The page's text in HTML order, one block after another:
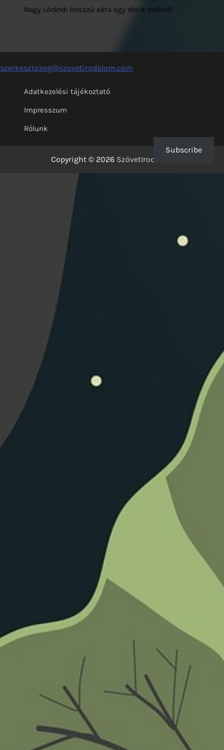
Nagy Lóránd: Hosszú séta egy rövid mólóról
szerkesztoseg@szovetirodalom.com
Adatkezelési tájékoztató
Impresszum
Rólunk
Copyright © 2026 SzövetIrodalom
Subscribe